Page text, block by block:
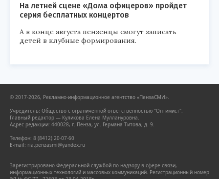
На летней сцене «Дома офицеров» пройдет
серия бесплатных концертов
А в конце августа пензенцы смогут записать
детей в клубные формирования.
© 2017-2026, Рекламно-информационное агентство «ПензаСМИ».
Учредитель: Общество с ограниченной ответственностью "Оптимист".
Главный редактор — Куликова Елена Муллануровна.
Адрес редакции: 440028, г. Пенза, ул. Германа Титова, д. 9.
Телефон: 8 (8412) 20-07-60
E-mail: ria.penzasmi@yandex.ru
Зарегистрировано Федеральной службой по надзору в сфере связи,
информационных технологий и массовых коммуникаций. Регистрационный номер